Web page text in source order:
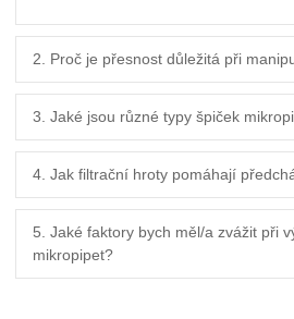
2. Proč je přesnost důležitá při
3. Jaké jsou různé typy špiček
4. Jak filtrační hroty pomáhají
5. Jaké faktory bych měl/a zvážit při
mikropipet?